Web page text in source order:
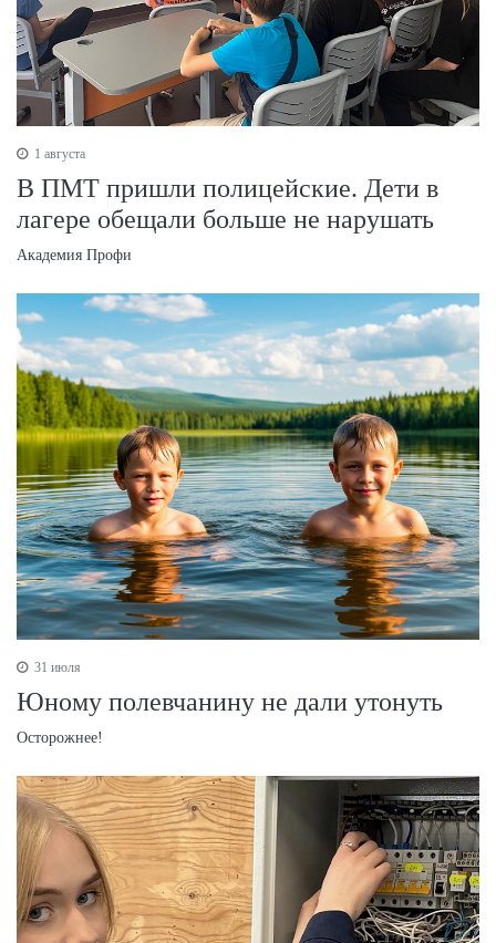
1 августа
В ПМТ пришли полицейские. Дети в
лагере обещали больше не нарушать
Академия Профи
31 июля
Юному полевчанину не дали утонуть
Осторожнее!